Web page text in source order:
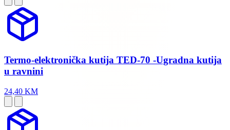
Termo-elektronička kutija TED-70 -Ugradna kutija
u ravnini
24,40 KM